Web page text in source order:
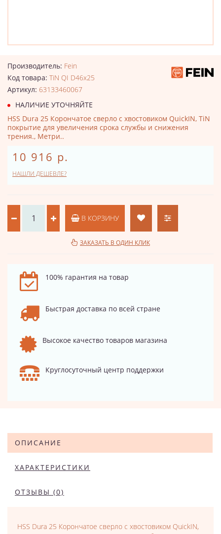
Производитель: Fein
Код товара: TiN QI D46x25
Артикул: 63133460067
НАЛИЧИЕ УТОЧНЯЙТЕ
HSS Dura 25 Корончатое сверло с хвостовиком QuickIN, TiN
покрытие для увеличения срока службы и снижения
трения., Метри..
10 916 р.
НАШЛИ ДЕШЕВЛЕ?
В КОРЗИНУ
ЗАКАЗАТЬ В ОДИН КЛИК
100% гарантия на товар
Быстрая доставка по всей стране
Высокое качество товаров магазина
Круглосуточный центр поддержки
ОПИСАНИЕ
ХАРАКТЕРИСТИКИ
ОТЗЫВЫ (0)
HSS Dura 25 Корончатое сверло с хвостовиком QuickIN,